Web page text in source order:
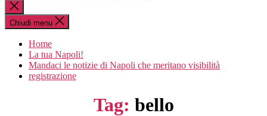
Chiudi
la
ricerca
Chiudi menu
Home
La tua Napoli!
Mandaci le notizie di Napoli che meritano visibilità
registrazione
Tag: bello